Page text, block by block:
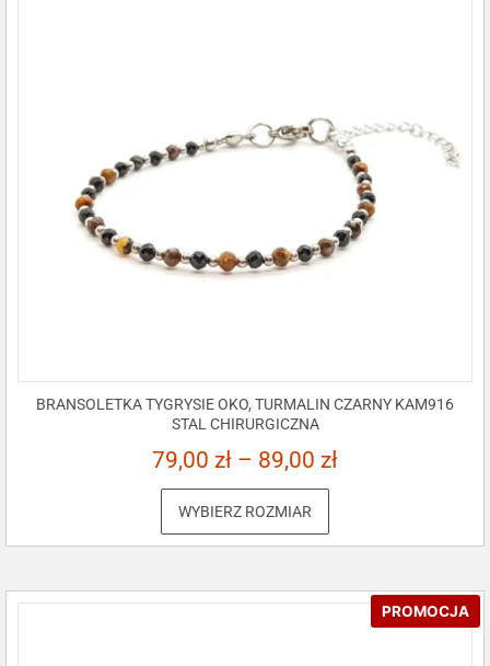
BRANSOLETKA TYGRYSIE OKO, TURMALIN CZARNY KAM916
STAL CHIRURGICZNA
79,00 zł – 89,00 zł
WYBIERZ ROZMIAR
PROMOCJA